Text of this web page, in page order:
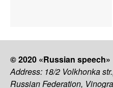
© 2020 «Russian speech»
Address: 18/2 Volkhonka
Russian Federation,